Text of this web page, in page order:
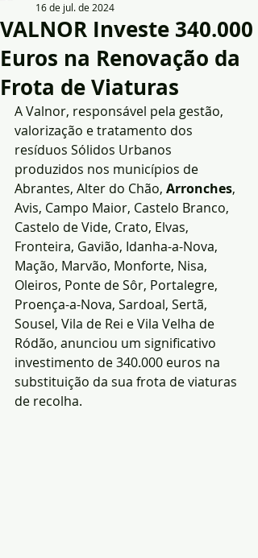
VALNOR Investe 340.000
Euros na Renovação da
Frota de Viaturas
16 de jul. de 2024
A Valnor, responsável pela gestão,
valorização e tratamento dos
resíduos Sólidos Urbanos
produzidos nos municípios de
Abrantes, Alter do Chão, Arronches,
Avis, Campo Maior, Castelo Branco,
Castelo de Vide, Crato, Elvas,
Fronteira, Gavião, Idanha-a-Nova,
Mação, Marvão, Monforte, Nisa,
Oleiros, Ponte de Sôr, Portalegre,
Proença-a-Nova, Sardoal, Sertã,
Sousel, Vila de Rei e Vila Velha de
Ródão, anunciou um significativo
investimento de 340.000 euros na
substituição da sua frota de viaturas
de recolha.